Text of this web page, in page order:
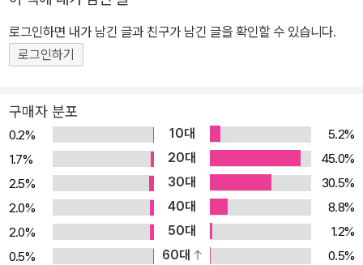
로그인하면 내가 남긴 글과 친구가 남긴 글을 확인할 수 있습니다.
로그인하기
구매자 분포
0.2% 10대
5.2%
1.7%
20대
45.0%
2.5%
30대
30.5%
2.0%
40대
8.8%
2.0%
50대
1.2%
0.5%
60대
0.5%